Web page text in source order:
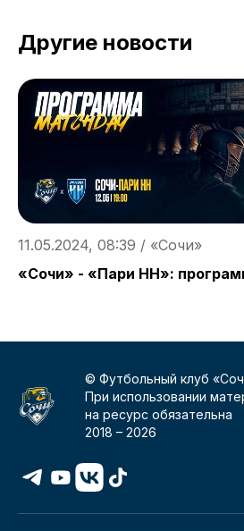
Другие новости
11.05.2024, 08:39 / «Сочи»
«Сочи» - «Пари НН»:
© Футбольный клуб
При использовании
на ресурс обязательна
2018 –2026